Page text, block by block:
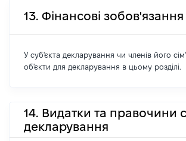
13. Фінансові зобов'язання
У суб'єкта декларування чи членів його
об'єкти для декларування в цьому розділі.
14. Видатки та правочини
декларування